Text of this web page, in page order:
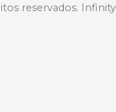
reservados.